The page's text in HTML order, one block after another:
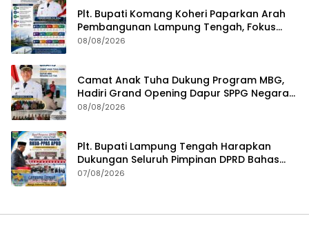
Plt. Bupati Komang Koheri Paparkan Arah
Pembangunan Lampung Tengah, Fokus
pada SDM, Ekonomi, Infrastruktur dan
08/08/2026
Camat Anak Tuha Dukung Program MBG,
Hadiri Grand Opening Dapur SPPG Negara
Aji Tua Lampung Tengah
08/08/2026
Plt. Bupati Lampung Tengah Harapkan
Dukungan Seluruh Pimpinan DPRD Bahas
RKUA-PPAS APBD Tahun 2027
07/08/2026